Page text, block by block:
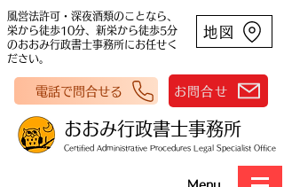
風営法許可・深夜酒類のことなら、
栄から徒歩10分、新栄から徒歩5分
のおおみ行政書士事務所にお任せく
ださい。
地図
電話で問合せる お問合せ
おおみ行政書士事務所
Certified Administrative Procedures Legal Specialist Office